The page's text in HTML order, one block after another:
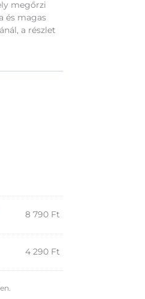
megőrzi
és magas
a részlet
8 790 Ft
4 290 Ft